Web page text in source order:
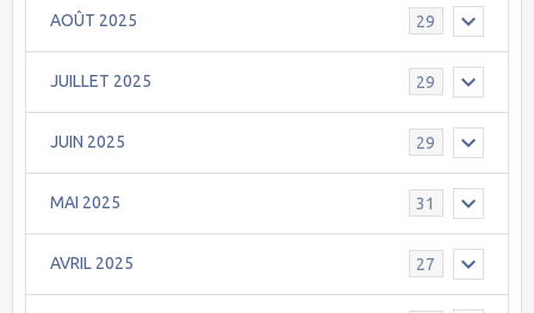
AOÛT 2025 29
JUILLET 2025 29
JUIN 2025 29
MAI 2025 31
AVRIL 2025 27